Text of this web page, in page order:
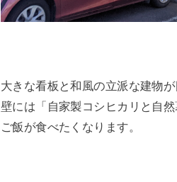
大きな看板と和風の立派な建物
壁には「自家製コシヒカリと自
ご飯が食べたくなります。